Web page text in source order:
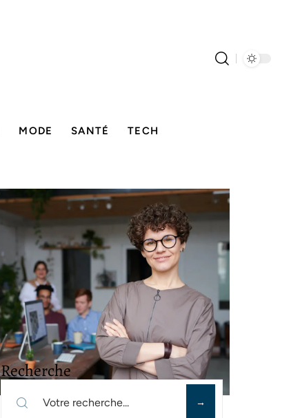
MODE SANTÉ TECH
Recherche